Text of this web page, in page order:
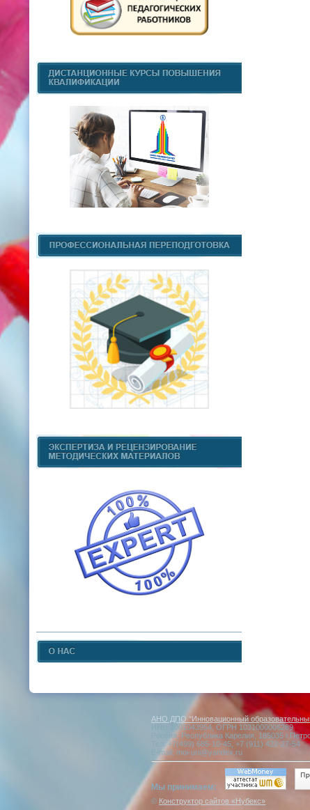
АНО ДПО "Инновационный
ИНН 1001043954, ОГРН 1031000006289
Россия, Республика Карелия, 185035
Тел: +7(499) 685-10-45, +7 (911) 422-27-54
E-mail: moi-uni@yandex.ru
Мы принимаем:
© Конструктор сайтов «Нубекс»